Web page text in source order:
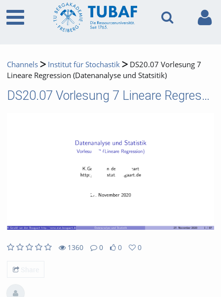
Channels Institut für Stochastik
DS20.07 Vorlesung 7
Lineare Regression (Datenanalyse und Statsitik)
DS20.07 Vorlesung 7 Lineare Regression (Datenanalyse und Statsitik)
1360
0
0
0
Share